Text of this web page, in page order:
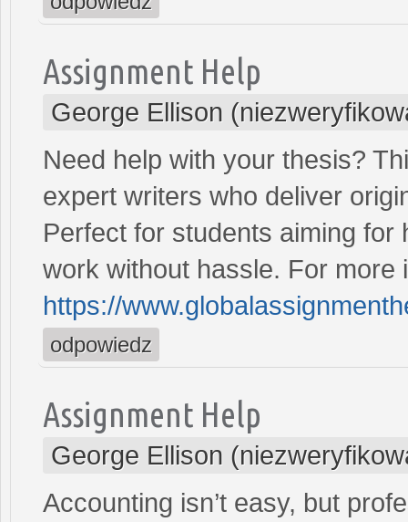
Assignment Help
George Ellison
Need help with your thesis?
expert writers who deliver
Perfect for students aiming
work without hassle. For more
https://
odpowiedz
Assignment Help
George Ellison
Accounting isn’t easy, but